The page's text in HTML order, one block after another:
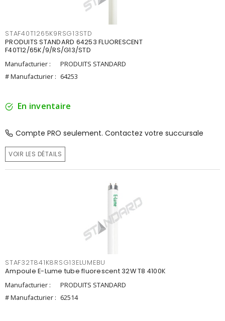
STAF40T1265K9RSG13STD
PRODUITS STANDARD 64253 FLUORESCENT
F40T12/65K/9/RS/G13/STD
Manufacturier :
PRODUITS STANDARD
# Manufacturier : 64253
En inventaire
Compte PRO seulement. Contactez votre succursale
VOIR LES DÉTAILS
STAF32T841K8RSG13ELUMEBU
Ampoule E-Lume tube fluorescent 32W T8 4100K
Manufacturier :
PRODUITS STANDARD
# Manufacturier : 62514